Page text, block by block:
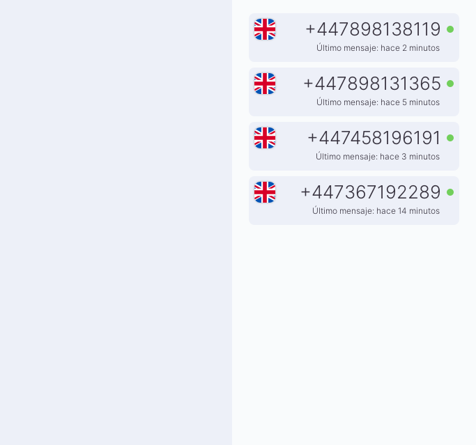
+447898138119
Último mensaje: hace 2 minutos
+447898131365
Último mensaje: hace 5 minutos
+447458196191
Último mensaje: hace 3 minutos
+447367192289
Último mensaje: hace 14 minutos